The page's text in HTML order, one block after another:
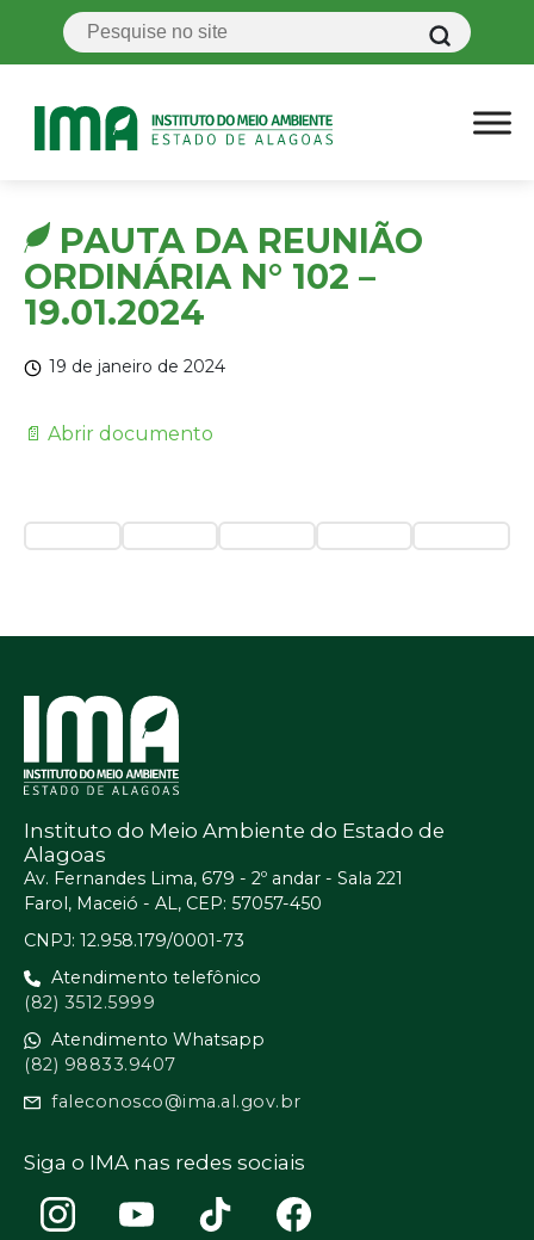
PAUTA DA REUNIÃO
ORDINÁRIA N° 102 –
19.01.2024
19 de janeiro de 2024
📄 Abrir documento
Instituto do Meio Ambiente do Estado de
Alagoas
Av. Fernandes Lima, 679 - 2º andar - Sala 221
Farol, Maceió - AL, CEP: 57057-450
CNPJ: 12.958.179/0001-73
Atendimento telefônico
(82) 3512.5999
Atendimento Whatsapp
(82) 98833.9407
faleconosco@ima.al.gov.br
Siga o IMA nas redes sociais